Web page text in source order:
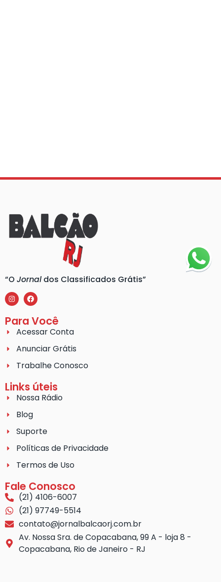
“O Jornaldos Classificados Grátis”
Para Você
Acessar Conta
Anunciar Grátis
Trabalhe Conosco
Links úteis
Nossa Rádio
Blog
Suporte
Políticas de Privacidade
Termos de Uso
Fale Conosco
(21) 4106-6007
(21) 97749-5514
contato@jornalbalcaorj.com.br
Av. Nossa Sra. de Copacabana, 99 A - loja 8 -
Copacabana, Rio de Janeiro - RJ